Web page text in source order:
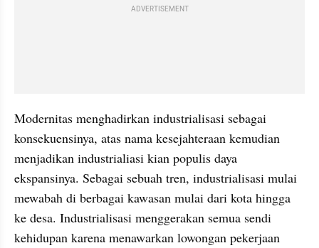
ADVERTISEMENT
Modernitas menghadirkan industrialisasi sebagai
konsekuensinya, atas nama kesejahteraan kemudian
menjadikan industrialiasi kian populis daya
ekspansinya. Sebagai sebuah tren, industrialisasi mulai
mewabah di berbagai kawasan mulai dari kota hingga
ke desa. Industrialisasi menggerakan semua sendi
kehidupan karena menawarkan lowongan pekerjaan